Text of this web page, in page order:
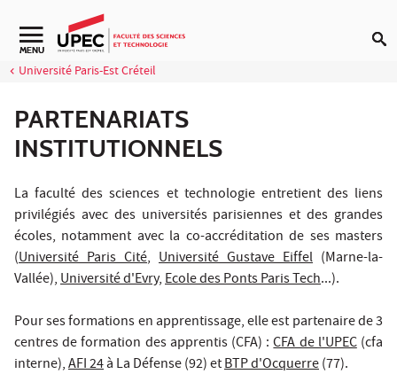
Aller au contenu
Navigation secondaire
MENU
Université Paris-Est Créteil
PARTENARIATS
INSTITUTIONNELS
La faculté des sciences et technologie entretient des liens
privilégiés avec des universités parisiennes et des grandes
écoles, notamment avec la co-accréditation de ses masters
(Université Paris Cité, Université Gustave Eiffel (Marne-la-
Vallée),Université d'Evry,Ecole des Ponts Paris Tech...).
Pour ses formations en apprentissage, elle est partenaire de 3
centres de formation des apprentis (CFA) :CFA de l'UPEC(cfa
interne),AFI 24à La Défense (92) etBTP d'Ocquerre(77).